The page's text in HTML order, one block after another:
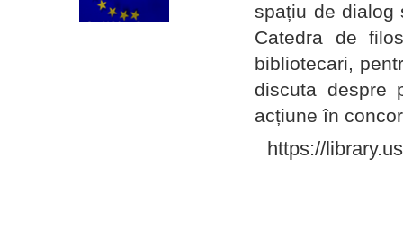
spațiu de dialog
Catedra de
bibliotecari,
discuta despre
acțiune în
https://